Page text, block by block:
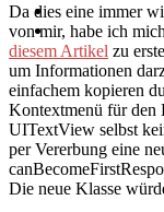
Da dies eine immer
von mir, habe ich
diesem Artikel zu
um Informationen
einfachem kopieren
Kontextmenü für den
UITextView selbst
per Vererbung eine
Die neue Klasse